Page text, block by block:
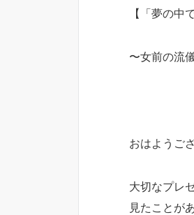
【「夢の中
〜女前の流
おはようご
大切なプレ
見たことが